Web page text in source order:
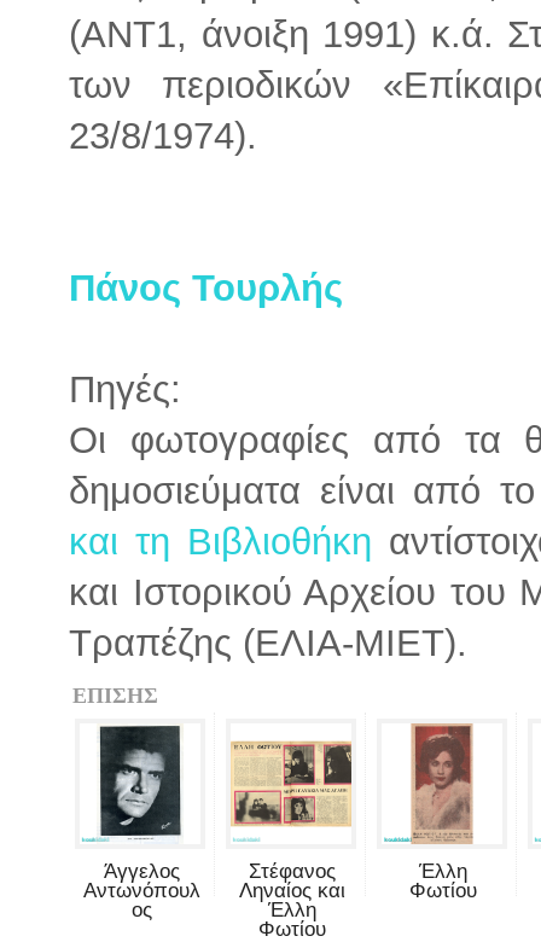
(ΑΝΤ1, άνοιξη 1991) κ.ά.
των περιοδικών
23/8/1974).
Πάνος Τουρλής
Πηγές:
Οι φωτογραφίες από τα
δημοσιεύματα είναι από
και τη Βιβλιοθήκη
και Ιστορικού Αρχείου
Τραπέζης (ΕΛΙΑ-ΜΙΕΤ).
ΕΠΙΣΗΣ
Άγγελος
Αντωνόπουλ
ος
Στέφανος
Ληναίος και
Έλλη
Φωτίου
Έλλη
Φωτίου